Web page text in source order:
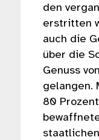
den
erstritten
auch die
über die
Genuss
gelangen.
80